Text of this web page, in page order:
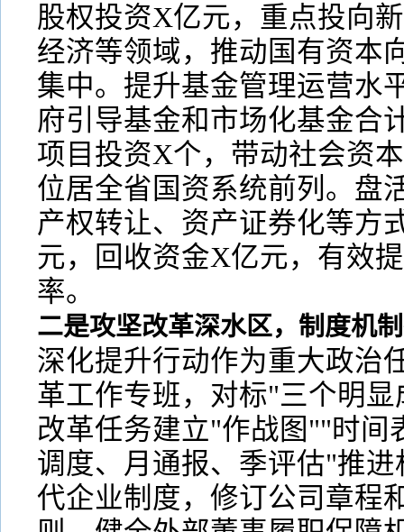
股权投资X亿元，重点投向
经济等领域，推动国有资本
集中。提升基金管理运营水
府引导基金和市场化基金合
项目投资X个，带动社会资
位居全省国资系统前列。盘
产权转让、资产证券化等方
元，回收资金X亿元，有效
率。
二是攻坚改革深水区，制度机
深化提升行动作为重大政治
革工作专班，对标"三个明
改革任务建立"作战图""时
调度、月通报、季评估"推
代企业制度，修订公司章程